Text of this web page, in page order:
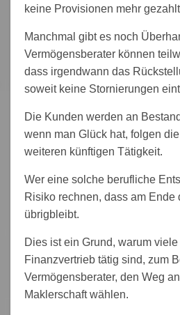
keine Provisionen mehr
Manchmal gibt es noch
Vermögensberater können
dass irgendwann das
soweit keine Stornierungen
Die Kunden werden an
wenn man Glück hat, folgen
weiteren künftigen Tätigkeit.
Wer eine solche berufliche
Risiko rechnen, dass am Ende
übrigbleibt.
Dies ist ein Grund, warum
Finanzvertrieb tätig sind, zum
Vermögensberater, den Weg
Maklerschaft wählen.